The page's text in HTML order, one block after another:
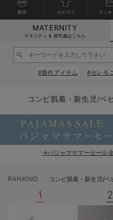
新生児服全て
ベビー服全て
ロンパース・カバーオール
ベビー ブルマ
ベビー スカート
ベビー アウター
シーズンアイテム全て
ベビー・新生児 寝具全て
ベビーベッド・布団 （ベビー・新生児
ベビー 雑貨全て
ベビー 雑貨 小物
ベビー安全グッズ
メモリアルグッズ
お出かけグッズ全て
ベビー｜季節の特集全て
猛暑からベビーを守るひんやりグッズ
ベビーの動物なりきり特集
ベビー 夏のお役立ちグッズ特集
袴ロンパース特集
アウトレット全て
【アウトレット】ワンピース
【アウトレット】パジャマ
【アウトレット】インナー
特集全て
抗菌防臭加工
コットン素材
Tシャツブラ
再入荷全て
再入荷｜インナー
新作 カテゴリ ラン
MATERNITY
マタニティ & 授乳服はこちら
#新作アイテム #セレモ
コンビ肌着・新生児/
→パジャマサマーセール
RANKING コンビ肌着・新生児/
1 2
カートに入れる